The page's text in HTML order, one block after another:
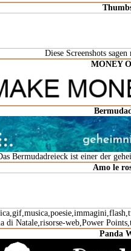
Diese Screenshots
MONEY
Bermudadreieck ist einer der
Amo le
di Natale,risorse-web,Power
Panda